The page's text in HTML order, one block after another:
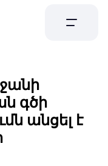
գծի
անցել է